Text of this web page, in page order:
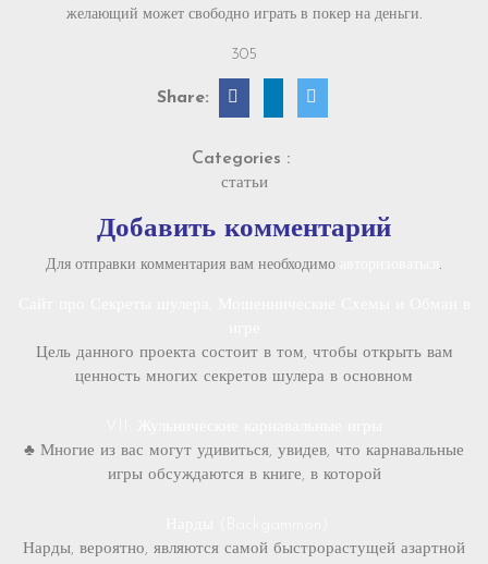
желающий может свободно играть в покер на деньги.
305
Share:
Categories :
статьи
Добавить комментарий
Для отправки комментария вам необходимо .
Цель данного проекта состоит в том, чтобы открыть вам
ценность многих секретов шулера в основном
♣ Многие из вас могут удивиться, увидев, что карнавальные
игры обсуждаются в книге, в которой
Нарды, вероятно, являются самой быстрорастущей азартной